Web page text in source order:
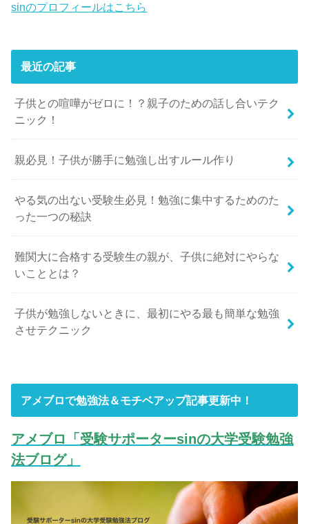
sinのプロフィールはこちら
最近の記事
子供との喧嘩がゼロに！？親子のための話し合いテク
ニック！
親必見！子供が勝手に勉強し出すルール作り
やる気の出ない受験生必見！勉強に集中するためのた
った一つの秘訣
難関大に合格する受験生の親が、子供に絶対にやらな
いこととは？
子供が勉強しないときに、最初にやる最も簡単な勉強
させテクニック
アメブロで勉強法＆モチベアップ記事更新中！
アメブロ「受験サポーターsinの大学受験勉強
法ブログ」